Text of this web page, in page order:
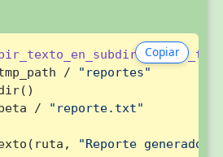
Copiar
/
"reportes"
/
"reporte.txt"
"Reporte generado"